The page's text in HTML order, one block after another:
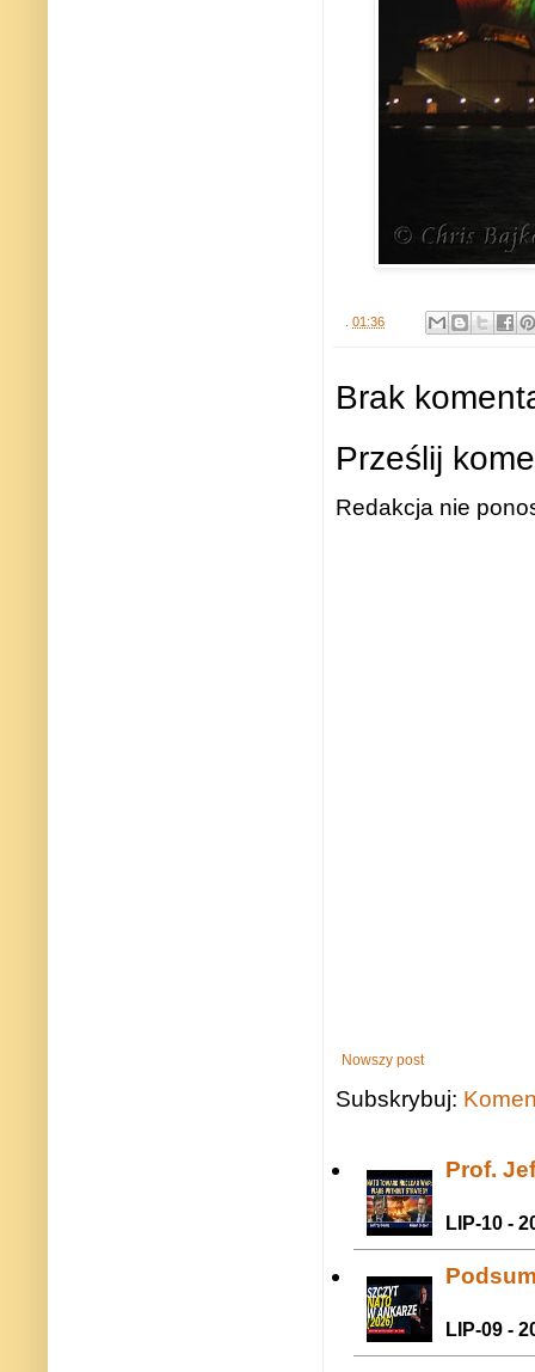
01:36
Brak
Prześlij
Redakcja nie
Nowszy post
Subskrybuj:
Prof.
LIP-10 -
LIP-09 -